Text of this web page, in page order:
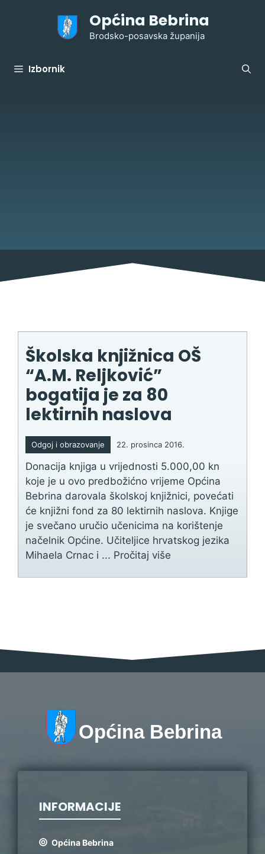
Općina Bebrina
Brodsko-posavska županija
Izbornik
Školska knjižnica OŠ
“A.M. Reljković”
bogatija je za 80
lektirnih naslova
Odgoj i obrazovanje 22. prosinca 2016.
Donacija knjiga u vrijednosti 5.000,00 kn
koje je u ovo predbožićno vrijeme Općina
Bebrina darovala školskoj knjižnici, povećati
će knjižni fond za 80 lektirnih naslova. Knjige
je svečano uručio učenicima na korištenje
načelnik Općine. Učiteljice hrvatskog jezika
Mihaela Crnac i ... Pročitaj više
Općina Bebrina
INFORMACIJE
Općina Bebrina